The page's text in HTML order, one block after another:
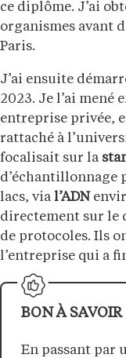
ce diplôme. J’ai
organismes avant
Paris.
J’ai ensuite
2023. Je l’ai mené
entreprise privée,
rattaché à
focalisait sur la
d’échantillonnage
lacs, via l’ADN
directement sur le
de protocoles. Ils
l’entreprise qui a
BON À SAVOIR
En passant par